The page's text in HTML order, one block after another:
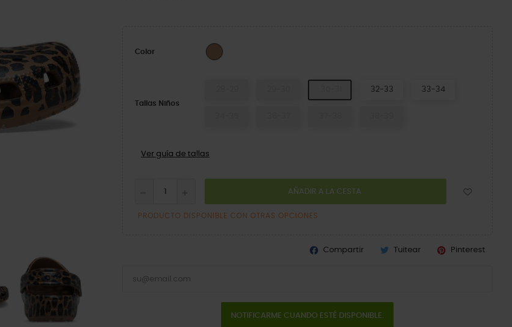
Color Sepia/Leopard
Tallas Niños
32-33 33-34
Ver guía de tallas
AÑADIR A LA CESTA
PRODUCTO DISPONIBLE CON OTRAS OPCIONES
Compartir Tuitear Pinterest
NOTIFICARME CUANDO ESTÉ DISPONIBLE.